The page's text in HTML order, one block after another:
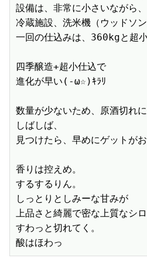
設備は、非常に小さいながら、
冷蔵施設、洗米機（ウッドソン
一回の仕込みは、360kgと超小
四季醸造+超小仕込で
進化が早い(-ω☆)ｷﾗﾘ
数量が少ないため、原酒切れ
しばしば、
見つけたら、早めにゲット
香りは控えめ。
するするりん。
しっとりとしみーな甘みが
上品さと綺麗で密な上質なシ
すわっと切れてく。